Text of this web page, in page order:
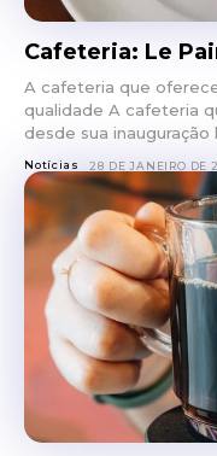
Cafeteria: Le
A cafeteria que
qualidade A cafeteria que também é uma padaria cresceu
desde sua inauguração
Notícias 28 DE JANEIRO DE